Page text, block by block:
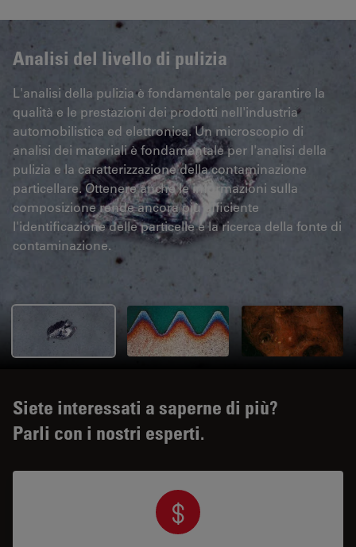
Analisi del livello di pulizia
L'analisi della pulizia è fondamentale per garantire la
qualità e le prestazioni dei prodotti nell'industria
automobilistica ed elettronica. Un microscopio di
analisi dei materiali è fondamentale per l'analisi della
pulizia e la caratterizzazione della contaminazione
particellare. Ottenere anche le informazioni sulla
composizione rende ancora più efficiente
l'identificazione delle particelle e la ricerca della fonte di
contaminazione.
Siete interessati a saperne di più?
Parli con i nostri esperti.